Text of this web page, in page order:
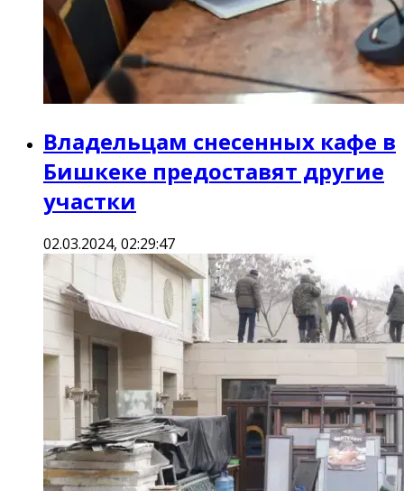
Владельцам снесенных кафе в
Бишкеке предоставят другие
участки
02.03.2024, 02:29:47